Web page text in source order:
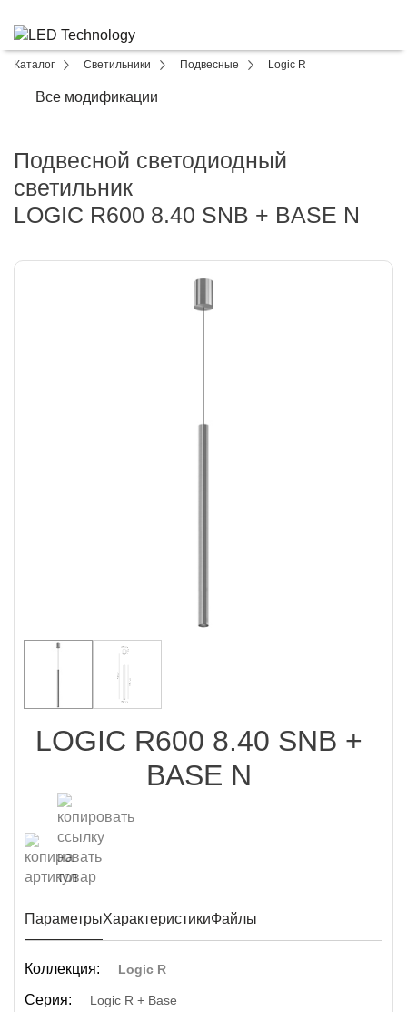
Каталог Светильники Подвесные Logic R
Все модификации
Подвесной светодиодный
светильник
LOGIC R600 8.40 SNB + BASE N
LOGIC R600 8.40 SNB +
BASE N
ПараметрыХарактеристикиФайлы
Коллекция: Logic R
Серия: Logic R + Base